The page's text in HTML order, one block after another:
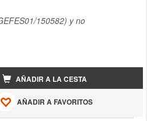
150582) y no
AÑADIR A LA CESTA
AÑADIR A FAVORITOS